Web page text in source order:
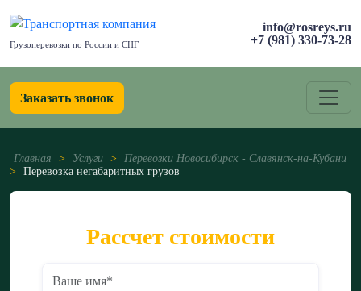
Грузоперевозки по России и СНГ
info@rosreys.ru
+7 (981) 330-73-28
Заказать звонок
Главная > Услуги >
Перевозки Новосибирск - Славянск-на-Кубани
>
Перевозка негабаритных грузов
Рассчет стоимости